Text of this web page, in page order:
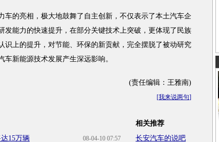
的亮相，极大地鼓舞了自主创新，不仅表示了本土汽车企
发能力的快速提升，在部分关键技术上突破，更体现了民族
识上的提升，对节能、环保的新贡献，完全摆脱了被动研究
车新能源技术发展产生深远影响。
(责任编辑：王雅南)
[我来说两句]
08-04-10 07:57
15万辆
相关推荐
长安汽车的说吧